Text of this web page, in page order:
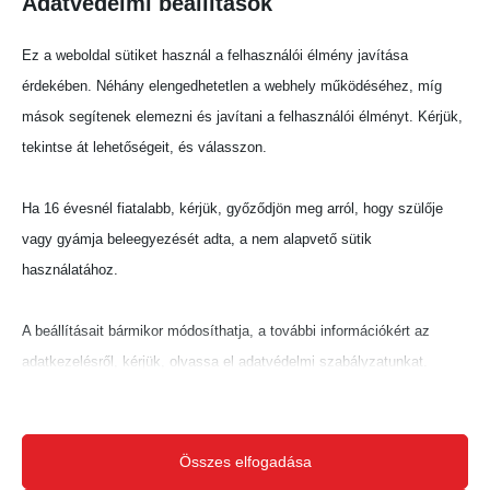
főzeneigazgatója).
Karmesteri karrierjét Németországban
bontakoztatta ki, ahol először a regensburgi
Színház vezénylő korrepetítora, majd az ulmi
Schwerin első karmestere volt.
Karmesterversenyt Llíriában, Valenciában,
melynek köszönhetően idén például a Spanyol
országban vezényelt már: többek között 2019-
ben Velencében, 2023-ban pedig az izlandi
Ez a weboldal sütiket használ a felhasználói élmény javítása
érdekében. Néhány elengedhetetlen a webhely működéséhez, míg
mások segítenek elemezni és javítani a felhasználói élményt. Kérjük,
tekintse át lehetőségeit, és válasszon.
Ha 16 évesnél fiatalabb, kérjük, győződjön meg arról, hogy szülője
vagy gyámja beleegyezését adta, a nem alapvető sütik
használatához.
A beállításait bármikor módosíthatja, a további információkért az
adatkezelésről, kérjük, olvassa el adatvédelmi szabályzatunkat.
Ne feledje, hogy ha bizonyos típusú sütik, vagy szolgáltatások
letiltása mellett dönt, az befolyásolhatja a webhely által nyújtott
Összes elfogadása